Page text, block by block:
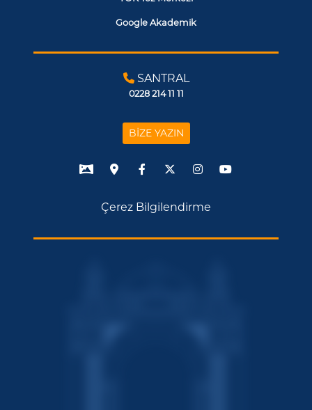
Google Akademik
SANTRAL
0228 214 11 11
BİZE YAZIN
Çerez Bilgilendirme